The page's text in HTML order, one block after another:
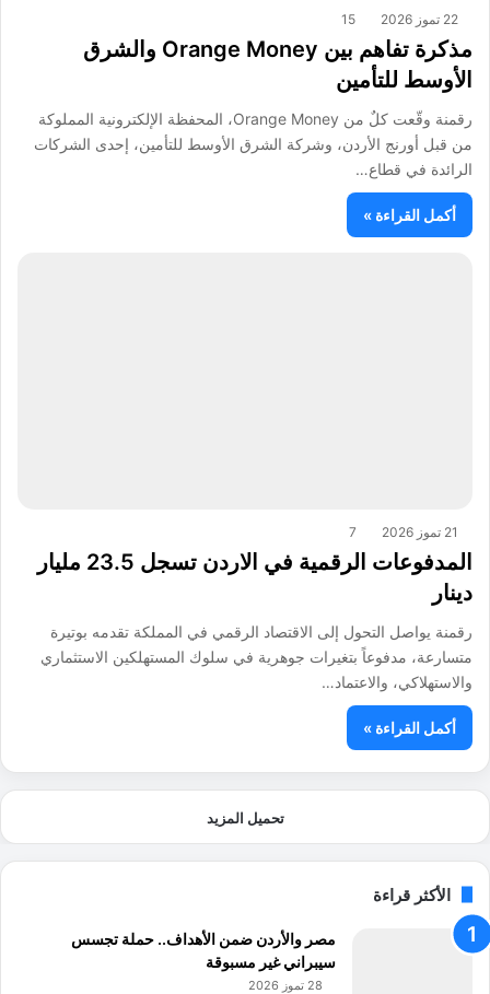
22 تموز 2026 15
مذكرة تفاهم بين Orange Money والشرق
الأوسط للتأمين
رقمنة وقّعت كلٌ من Orange Money، المحفظة الإلكترونية المملوكة
من قبل أورنج الأردن، وشركة الشرق الأوسط للتأمين، إحدى الشركات
الرائدة في قطاع…
أكمل القراءة »
21 تموز 2026 7
المدفوعات الرقمية في الاردن تسجل 23.5 مليار
دينار
رقمنة يواصل التحول إلى الاقتصاد الرقمي في المملكة تقدمه بوتيرة
متسارعة، مدفوعاً بتغيرات جوهرية في سلوك المستهلكين الاستثماري
والاستهلاكي، والاعتماد…
أكمل القراءة »
تحميل المزيد
الأكثر قراءة
مصر والأردن ضمن الأهداف.. حملة تجسس
سيبراني غير مسبوقة
28 تموز 2026